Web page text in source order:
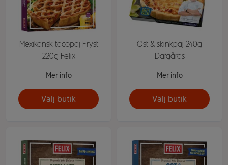
Mexikansk tacopaj Fryst
220g Felix
Mer info
Välj butik
Ost & skinkpaj 240g
Dafgårds
Mer info
Välj butik